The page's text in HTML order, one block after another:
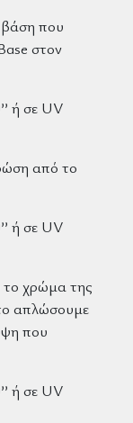
που
στον
ή σε UV
από το
ή σε UV
χρώμα της
απλώσουμε
που
ή σε UV